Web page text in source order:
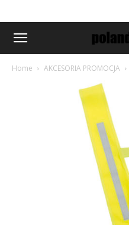
Home AKCESORIA PROMOCJA